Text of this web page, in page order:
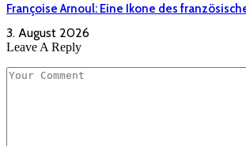
Françoise Arnoul: Eine Ikone des
3. August 2026
Leave A Reply